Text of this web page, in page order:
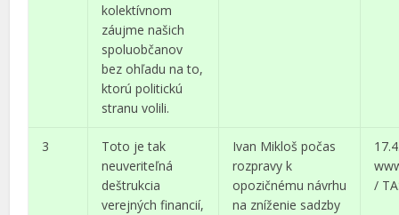
kolektívnom
záujme našich
spoluobčanov
bez ohľadu na to,
ktorú politickú
stranu volili.
3
Toto je tak
neuveriteľná
deštrukcia
verejných financií,
Ivan Mikloš počas
rozpravy k
opozičnému návrhu
na zníženie sadzby
/